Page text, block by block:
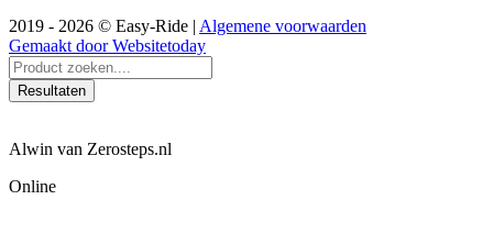
2019 - 2026 © Easy-Ride | Algemene voorwaarden
Gemaakt door Websitetoday
Search
...Resultaten
Alwin van Zerosteps.nl
Online